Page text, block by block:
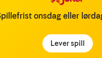
onsdag eller
Lever spill